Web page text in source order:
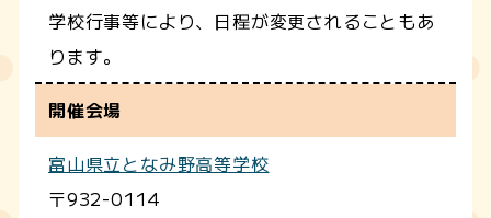
学校行事等により、日程が変更されることもあ
ります。
開催会場
富山県立となみ野高等学校
〒932-0114